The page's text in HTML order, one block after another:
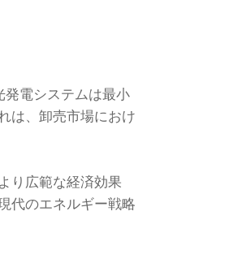
発電システムは最小
は、卸売市場におけ
り広範な経済効果
代のエネルギー戦略